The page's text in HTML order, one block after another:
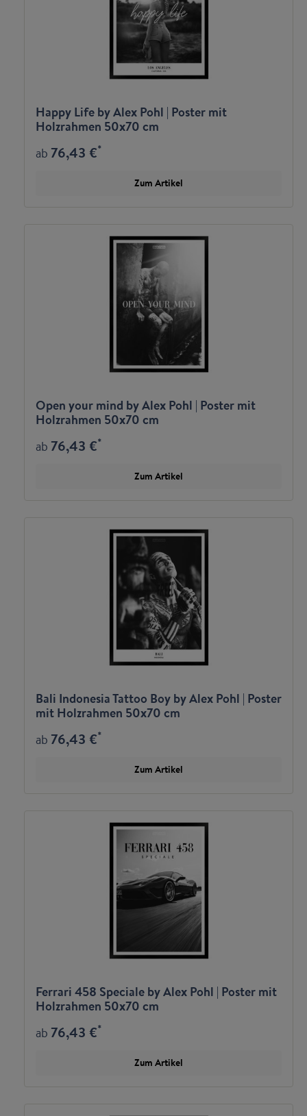
Happy Life by Alex Pohl | Poster mit
Holzrahmen 50x70 cm
ab 76,43 €*
Zum Artikel
Open your mind by Alex Pohl | Poster mit
Holzrahmen 50x70 cm
ab 76,43 €*
Zum Artikel
Bali Indonesia Tattoo Boy by Alex Pohl | Poster
mit Holzrahmen 50x70 cm
ab 76,43 €*
Zum Artikel
Ferrari 458 Speciale by Alex Pohl | Poster mit
Holzrahmen 50x70 cm
ab 76,43 €*
Zum Artikel